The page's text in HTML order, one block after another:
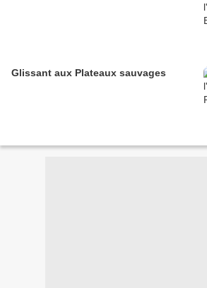
Glissant aux Plateaux sauvages